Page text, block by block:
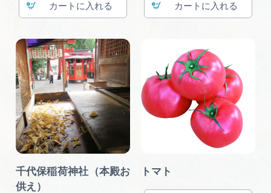
カート カート
千代保稲荷神社（本殿お
供え）
トマト